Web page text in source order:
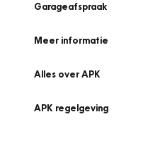
Garageafspraak
Meer informatie
Alles over APK
APK regelgeving